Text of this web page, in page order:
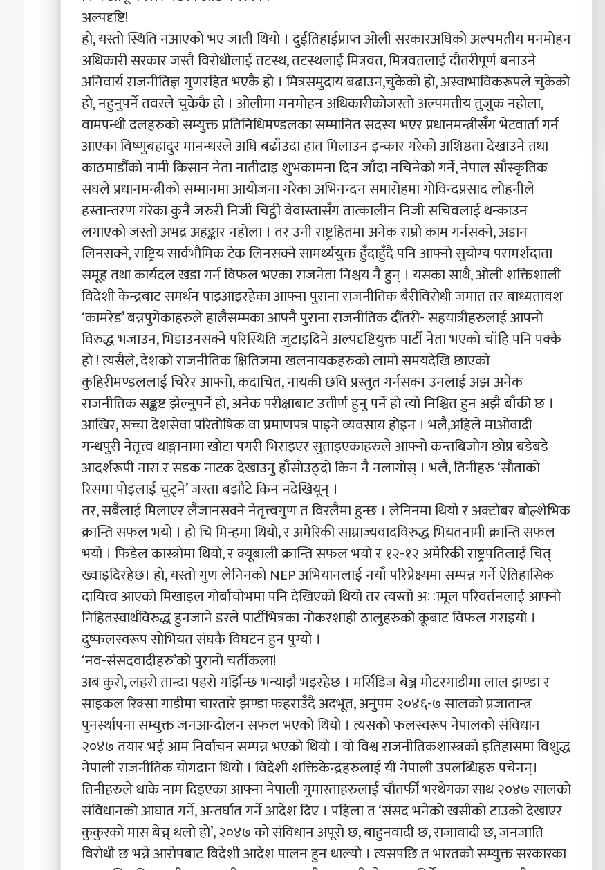
अल्पदृष्टि!
हाे, यस्ताे स्थिति नआएकाे भए जाती थियाे । दुईतिहाईप्राप्त ओली सरकारअघिकाे अल्पमतीय मनमाेहन
अधिकारी सरकार जस्तै विराेधीलाई तटस्थ, तटस्थलाई मित्रवत, मित्रवतलाई दाैतरीपूर्ण बनाउने
अनिवार्य राजनीतिज्ञ गुणरहित भएकै हाे । मित्रसमुदाय बढाउन,चुकेकाे हाे, अस्वाभाविकरूपले चुकेकाे
हाे, नहुनुपर्ने तवरले चुकेकै हाे । ओलीमा मनमाेहन अधिकारीकाेजस्ताे अल्पमतीय तुजुक नहाेला,
वामपन्थी दलहरुकाे सम्युक्त प्रतिनिधिमण्डलका सम्मानित सदस्य भएर प्रधानमन्त्रीसँग भेटवार्ता गर्न
आएका विष्णुबहादुर मानन्धरले अघि बढाँउदा हात मिलाउन इन्कार गरेकाे अशिष्ठता देखाउने तथा
काठमाडौंकाे नामी किसान नेता नातीदाइ शुभकामना दिन जाँदा नचिनेकाे गर्ने, नेपाल साँस्कृतिक
संघले प्रधानमन्त्रीकाे सम्मानमा आयाेजना गरेका अभिनन्दन समाराेहमा गाेविन्दप्रसाद लाेहनीले
हस्तान्तरण गरेका कुनै जरुरी निजी चिट्ठी वेवास्तासँग तात्कालीन निजी सचिवलाई थन्काउन
लगाएकाे जस्ताे अभद्र अहङ्कार नहाेला । तर उनी राष्ट्रहितमा अनेक राम्राे काम गर्नसक्ने, अडान
लिनसक्ने, राष्ट्रिय सार्वभाैमिक टेक लिनसक्ने सामर्थ्ययुक्त हुँदाहुँदै पनि आफ्नाे सुयाेग्य परामर्शदाता
समूह तथा कार्यदल खडा गर्न विफल भएका राजनेता निश्चय नै हुन् । यसका साथै, ओली शक्तिशाली
विदेशी केन्द्रबाट समर्थन पाइआइरहेका आफ्ना पुराना राजनीतिक बैरीविराेधी जमात तर बाध्यतावश
‘कामरेड’ बन्नपुगेकाहरुले हालैसम्मका आफ्नै पुराना राजनीतिक दाैँतरी- सहयात्रीहरुलाई आफ्नाे
विरुद्ध भजाउन, भिडाउनसक्ने परिस्थिति जुटाइदिने अल्पदृष्टियुक्त पार्टी नेता भएकाे चाँहिे पनि पक्कै
हाे ! त्यसैले, देशकाे राजनीतिक क्षितिजमा खलनायकहरुकाे लामाे समयदेखि छाएकाे
कुहिरीमण्डललाई चिरेर आफ्नाे, कदाचित, नायकी छवि प्रस्तुत गर्नसक्न उनलाई अझ अनेक
राजनीतिक सङ्कष्ट झेल्नुपर्ने हाे, अनेक परीक्षाबाट उत्तीर्ण हुनु पर्ने हाे त्याे निश्चित हुन अझै बाँकी छ ।
आखिर, सच्चा देशसेवा परिताेषिक वा प्रमाणपत्र पाइने व्यवसाय हाेइन । भलै,अहिले माओवादी
गन्धपुरी नेतृत्त्व थाङ्गानामा खाेटा पगरी भिराइएर सुताइएकाहरुले आफ्नाे कन्तबिजाेग छाेप्न बडेबडे
आदर्शरूपी नारा र सडक नाटक देखाउनु हाँसाेउठ्दाे किन नै नलागाेस् । भलै, तिनीहरु ‘साैताकाे
रिसमा पाेइलाई चुट्ने’ जस्ता बझाैटे किन नदेखियून् ।
तर, सबैलाई मिलाएर लैजानसक्ने नेतृत्त्वगुण त विरलैमा हुन्छ । लेनिनमा थियाे र अक्टाेबर बाेल्शेभिक
क्रान्ति सफल भयाे । हाे चि मिन्हमा थियाे, र अमेरिकी साम्राज्यवादविरुद्ध भियतनामी क्रान्ति सफल
भयाे । फिडेल कास्त्राेमा थियाे, र क्यूबाली क्रान्ति सफल भयाे र १२-१२ अमेरिकी राष्ट्रपतिलाई चित्
ख्वाइदिरहेछ। हाे, यस्तो गुण लेनिनकाे NEP अभियानलाई नयाँ परिप्रेक्ष्यमा सम्पन्न गर्ने ऐतिहासिक
दायित्त्व आएकाे मिखाइल गाेर्बाचाेभमा पनि देखिएकाे थियाे तर त्यस्ताे अामूल परिवर्तनलाई आफ्नाे
निहितस्वार्थविरुद्ध हुनजाने डरले पार्टीभित्रका नाेकरशाही ठालुहरुकाे कूबाट विफल गराइयाे ।
दुष्फलस्वरूप साेभियत संघकै विघटन हुन पुग्याे ।
‘नव-संसदवादीहरु’काे पुरानाे चर्तीकला!
अब कुराे, लहराे तान्दा पहराे गर्झिन्छ भन्याझै भइरहेछ । मर्सिडिज बेञ्ज माेटरगाडीमा लाल झण्डा र
साइकल रिक्सा गाडीमा चारतारे झण्डा फहराउँदै अदभूत, अनुपम २०४६-७ सालकाे प्रजातान्त्र
पुनर्स्थापना सम्युक्त जनआन्दाेलन सफल भएकाे थियाे । त्यसकाे फलस्वरूप नेपालकाे संविधान
२०४७ तयार भई आम निर्वाचन सम्पन्न भएकाे थियाे । याे विश्व राजनीतिकशास्त्रकाे इतिहासमा विशुद्ध
नेपाली राजनीतिक याेगदान थियाे । विदेशी शक्तिकेन्द्रहरुलाई यी नेपाली उपलब्धिहरु पचेनन्।
तिनीहरुले धाके नाम दिइएका आफ्ना नेपाली गुमास्ताहरुलाई चाैतर्फी भरथेगका साथ २०४७ सालकाे
संविधानकाे आघात गर्ने, अन्तर्घात गर्ने आदेश दिए । पहिला त ‘संसद भनेकाे खसीकाे टाउकाे देखाएर
कुकुरको मास बेच्न् थलाे हाे’, २०४७ काे संविधान अपूराे छ, बाहुनवादी छ, राजावादी छ, जनजाति
विराेधी छ भन्ने आराेपबाट विदेशी आदेश पालन हुन थाल्याे । त्यसपछि त भारतकाे सम्युक्त सरकारका